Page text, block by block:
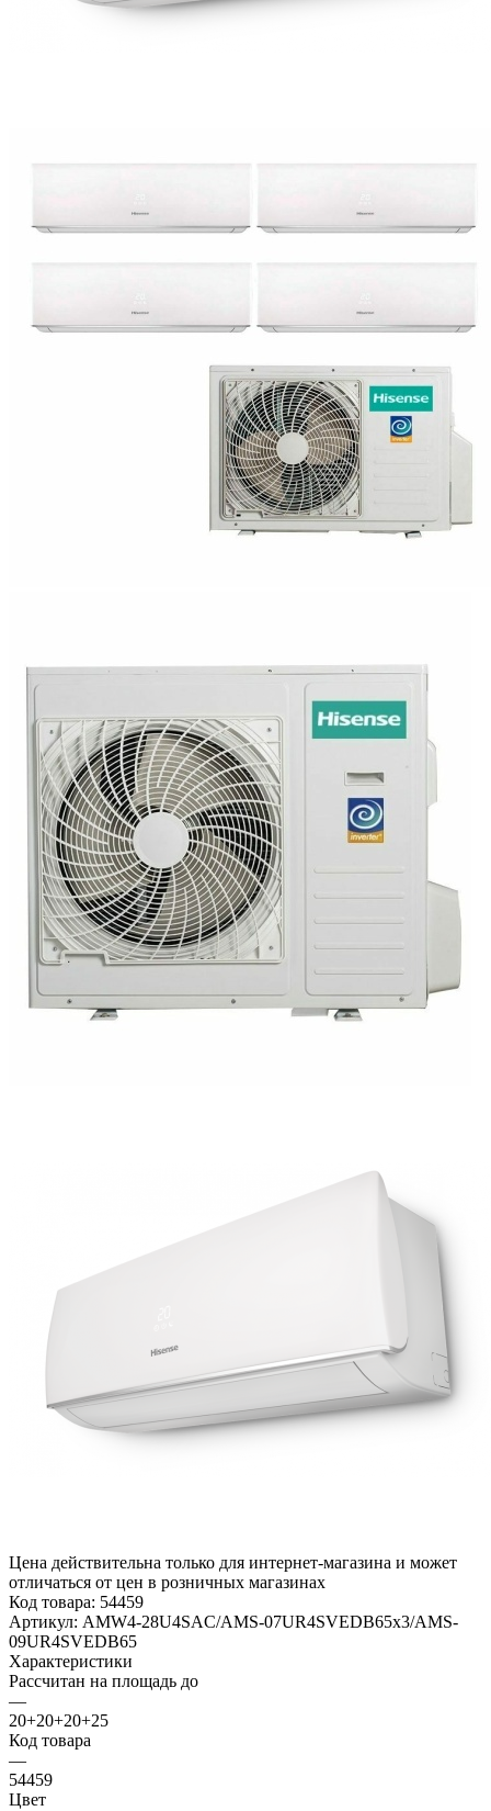
Цена действительна только для интернет-магазина и может
отличаться от цен в розничных магазинах
Код товара: 54459
Артикул: AMW4-28U4SAC/AMS-07UR4SVEDB65x3/AMS-
09UR4SVEDB65
Характеристики
Рассчитан на площадь до
—
20+20+20+25
Код товара
—
54459
Цвет